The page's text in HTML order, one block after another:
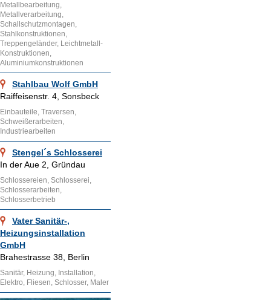
Metallbearbeitung,
Metallverarbeitung,
Schallschutzmontagen,
Stahlkonstruktionen,
Treppengeländer, Leichtmetall-
Konstruktionen,
Aluminiumkonstruktionen
Stahlbau Wolf GmbH
Raiffeisenstr. 4, Sonsbeck
Einbauteile, Traversen,
Schweißerarbeiten,
Industriearbeiten
Stengel´s Schlosserei
In der Aue 2, Gründau
Schlossereien, Schlosserei,
Schlosserarbeiten,
Schlosserbetrieb
Vater Sanitär-,
Heizungsinstallation
GmbH
Brahestrasse 38, Berlin
Sanitär, Heizung, Installation,
Elektro, Fliesen, Schlosser, Maler